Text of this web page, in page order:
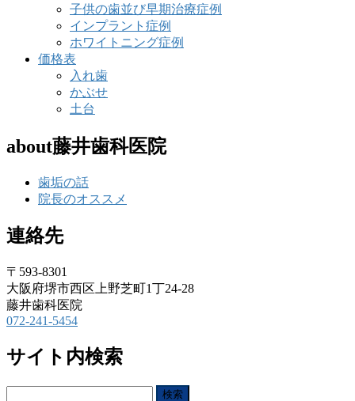
子供の歯並び早期治療症例
インプラント症例
ホワイトニング症例
価格表
入れ歯
かぶせ
土台
about藤井歯科医院
歯垢の話
院長のオススメ
連絡先
〒593-8301
大阪府堺市西区上野芝町1丁24-28
藤井歯科医院
072-241-5454
サイト内検索